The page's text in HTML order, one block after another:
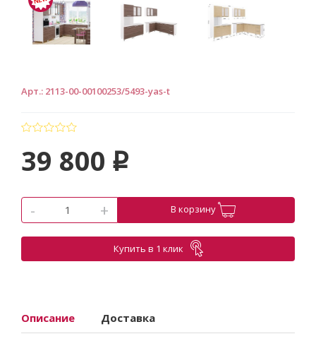
Арт.: 2113-00-00100253/5493-yas-t
39 800 p
- + В корзину
Купить в 1 клик
Описание Доставка